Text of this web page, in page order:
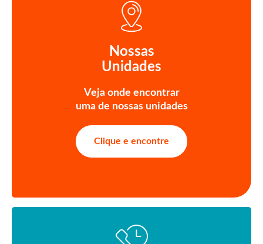
Nossas
Unidades
Veja onde encontrar
uma de nossas unidades
Clique e encontre